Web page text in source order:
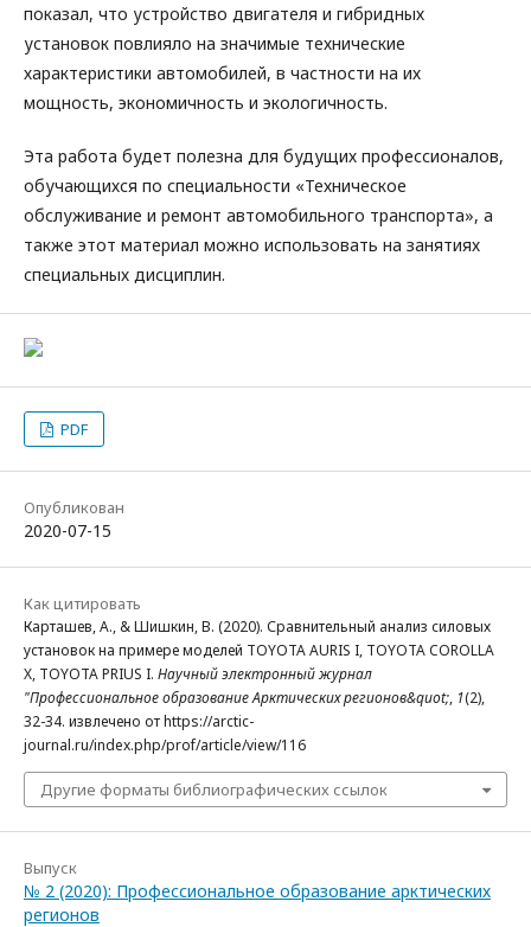
показал, что устройство двигателя и гибридных
установок повлияло на значимые технические
характеристики автомобилей, в частности на их
мощность, экономичность и экологичность.
Эта работа будет полезна для будущих профессионалов,
обучающихся по специальности «Техническое
обслуживание и ремонт автомобильного транспорта», а
также этот материал можно использовать на занятиях
специальных дисциплин.
PDF
Опубликован
2020-07-15
Как цитировать
Карташев, А., & Шишкин, В. (2020). Сравнительный анализ силовых
установок на примере моделей TOYOTA AURIS I, TOYOTA COROLLA
X, TOYOTA PRIUS I. Научный электронный журнал
"Профессиональное образование Арктических регионов&quot;, 1(2),
32-34. извлечено от https://arctic-
journal.ru/index.php/prof/article/view/116
Другие форматы библиографических ссылок
Выпуск
№ 2 (2020): Профессиональное образование арктических
регионов